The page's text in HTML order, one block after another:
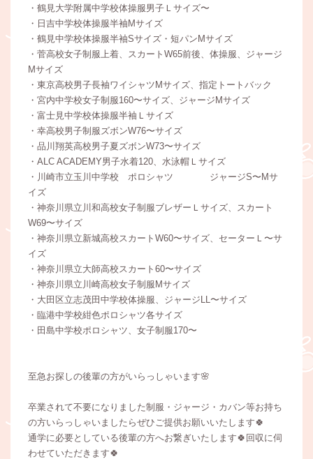
・鶴見大学附属中学校体操服男子Ｌサイズ〜
・日吉中学校体操服半袖Mサイズ
・鶴見中学校体操服半袖Sサイズ・短パンMサイズ
・菅高校女子制服上着、スカートW65前後、体操服、ジャージ
Mサイズ
・東京高校男子長袖ワイシャツMサイズ、指定トートバック
・宮内中学校女子制服160〜サイズ、ジャージMサイズ
・富士見中学校体操服半袖Ｌサイズ
・幸高校男子制服ズボンW76〜サイズ
・品川翔英高校男子夏ズボンW73〜サイズ
・ALC ACADEMY男子水着120、水泳帽Ｌサイズ
・川崎市立玉川中学校 ポロシャツ ジャージS〜Mサ
イズ
・神奈川県立川和高校女子制服ブレザーＬサイズ、スカート
W69〜サイズ
・神奈川県立新城高校スカートW60〜サイズ、セーターＬ〜サ
イズ
・神奈川県立大師高校スカート60〜サイズ
・神奈川県立川崎高校女子制服Mサイズ
・大田区立志茂田中学校体操服、ジャージLL〜サイズ
・臨港中学校紺色ポロシャツ各サイズ
・田島中学校ポロシャツ、女子制服170〜
至急お探しの後輩の方がいらっしゃいます🌸
卒業されて不要になりました制服・ジャージ・カバン等お持ち
の方いらっしゃいましたらぜひご提供お願いいたします🍀
通学に必要としている後輩の方へお繋ぎいたします🍀回収に伺
わせていただきます🍀